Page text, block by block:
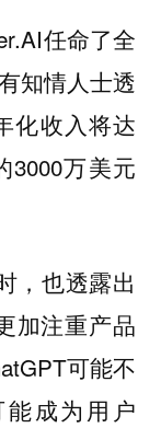
任命了全
知情人士透
化收入将达
3000万美元
，也透露出
加注重产品
可能不
成为用户